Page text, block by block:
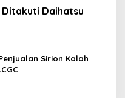
Ditakuti Daihatsu
Sirion Kalah